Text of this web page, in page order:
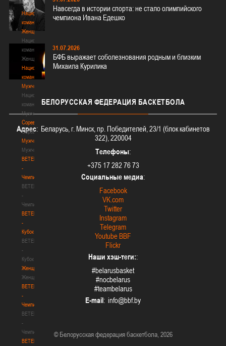
3х3
Национальная
команда.
Женщины
Национальная
команда.
Женщины
Национальная
команда.
Мужчины
Национальная
команда.
Мужчины
Соревнования
Соревнования
Мужчины
Мужчины
BETERA
-
Чемпионат
BETERA
-
Чемпионат
BETERA
-
Кубок
BETERA
-
Кубок
Женщины
Женщины
BETERA
-
Чемпионат
BETERA
-
Чемпионат
BETERA
Навсегда в истории спорта: не стало олимпийского
чемпиона Ивана Едешко
31.07.2026
БФБ выражает соболезнования родным и близким
Михаила Курилика
БЕЛОРУССКАЯ ФЕДЕРАЦИЯ БАСКЕТБОЛА
Адрес: Беларусь, г. Минск, пр. Победителей, 23/1 (блок кабинетов
322), 220004
Телефоны:
+375 17 282 76 73
Социальные медиа:
Facebook
VK.com
Twitter
Instagram
Telegram
Youtube BBF
Flickr
Наши хэш-теги::
#belarusbasket
#nocbelarus
#teambelarus
E-mail:
© Белорусская федерация баскетбола, 2026